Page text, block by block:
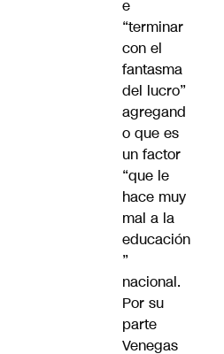
e
“terminar
con el
fantasma
del lucro”
agregand
o que es
un factor
“que le
hace muy
mal a la
educación
”
nacional.
Por su
parte
Venegas